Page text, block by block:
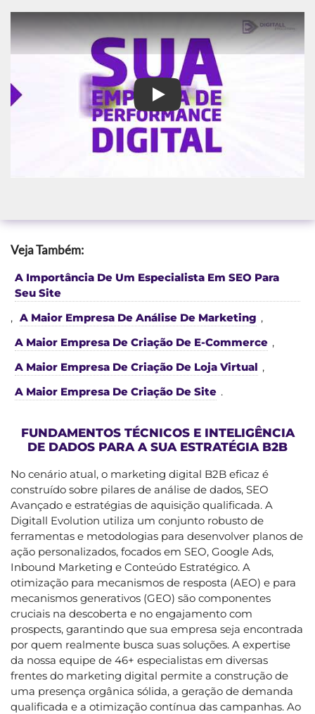
Agência de Marketing Digital
Veja Também:
A Importância De Um Especialista Em SEO Para
Seu Site
, A Maior Empresa De Análise De Marketing ,
A Maior Empresa De Criação De E-Commerce ,
A Maior Empresa De Criação De Loja Virtual ,
A Maior Empresa De Criação De Site .
FUNDAMENTOS TÉCNICOS E INTELIGÊNCIA
DE DADOS PARA A SUA ESTRATÉGIA B2B
No cenário atual, o marketing digital B2B eficaz é
construído sobre pilares de análise de dados, SEO
Avançado e estratégias de aquisição qualificada. A
Digitall Evolution utiliza um conjunto robusto de
ferramentas e metodologias para desenvolver planos de
ação personalizados, focados em SEO, Google Ads,
Inbound Marketing e Conteúdo Estratégico. A
otimização para mecanismos de resposta (AEO) e para
mecanismos generativos (GEO) são componentes
cruciais na descoberta e no engajamento com
prospects, garantindo que sua empresa seja encontrada
por quem realmente busca suas soluções. A expertise
da nossa equipe de 46+ especialistas em diversas
frentes do marketing digital permite a construção de
uma presença orgânica sólida, a geração de demanda
qualificada e a otimização contínua das campanhas. Ao